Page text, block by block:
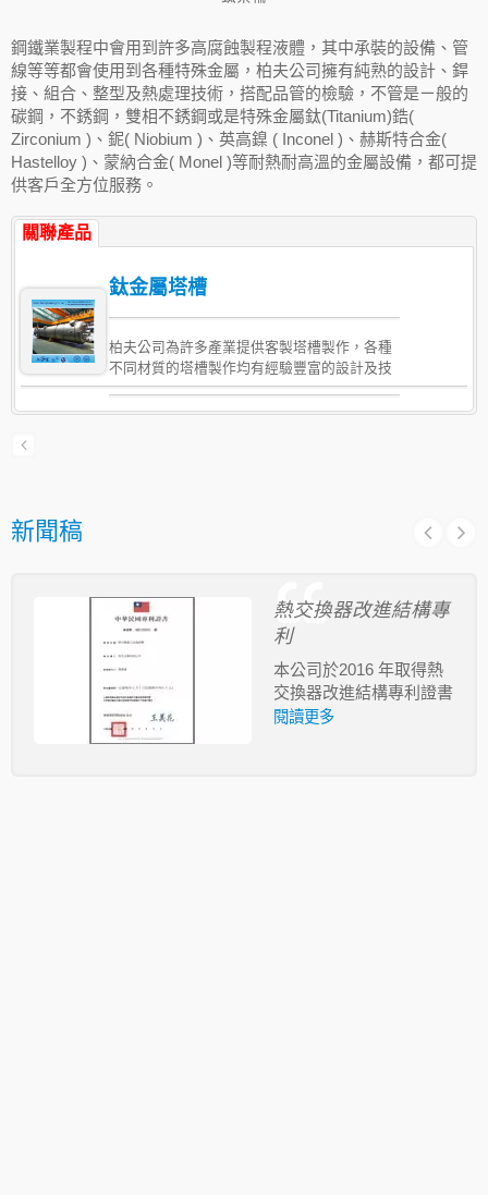
鋼鐵業製程中會用到許多高腐蝕製程液體，其中承裝的設備、管
線等等都會使用到各種特殊金屬，柏夫公司擁有純熟的設計、銲
接、組合、整型及熱處理技術，搭配品管的檢驗，不管是ㄧ般的
碳鋼，不銹鋼，雙相不銹鋼或是特殊金屬鈦(Titanium)鋯(
Zirconium )、鈮( Niobium )、英高鎳 ( Inconel )、赫斯特合金(
Hastelloy )、蒙納合金( Monel )等耐熱耐高溫的金屬設備，都可提
供客戶全方位服務。
關聯產品
鈦金屬塔槽
柏夫公司為許多產業提供客製塔槽製作，各種
不同材質的塔槽製作均有經驗豐富的設計及技
術人員可提供服務，柏夫專注製作特殊材質金
屬設備包括 鈦，鋯，鋁，哈氏合金，英高鎳合
新聞稿
熱交換器改進結構專
利
本公司於2016 年取得熱
交換器改進結構專利證書
閱讀更多